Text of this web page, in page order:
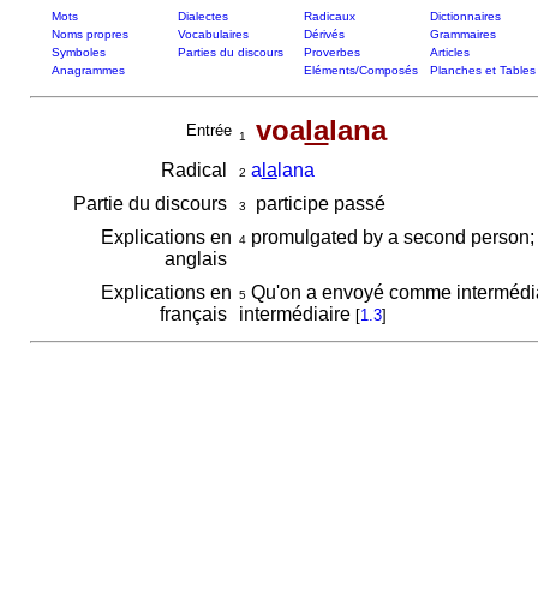
Mots Dialectes Radicaux
Dictionnaires
Noms propres
Vocabulaires Dérivés
Grammaires
Symboles
Parties du discours Proverbes
Articles
Anagrammes
Eléments/Composés Planches et Tables
Entrée 1 voalalana
Radical 2 a la lana
Partie du discours
3
participe passé
Explications en
anglais
4promulgated by a second
Explications en
français
5Qu'on a envoyé comme
intermédiaire [1.3]